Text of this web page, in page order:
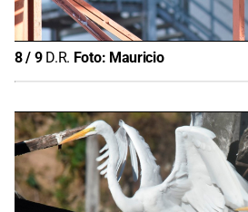
8/ 9 D.R. Foto: Mauricio